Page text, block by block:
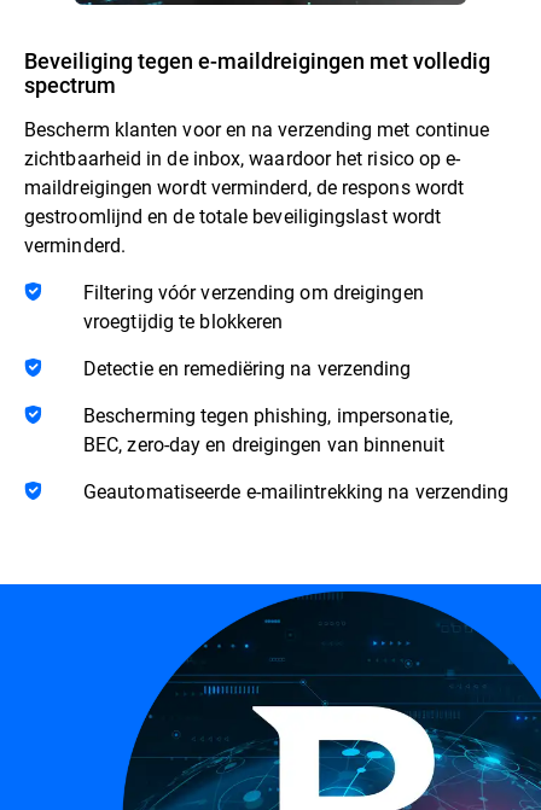
Beveiliging tegen e-maildreigingen met volledig
spectrum
Bescherm klanten voor en na verzending met continue
zichtbaarheid in de inbox, waardoor het risico op e-
maildreigingen wordt verminderd, de respons wordt
gestroomlijnd en de totale beveiligingslast wordt
verminderd.
Filtering vóór verzending om dreigingen
vroegtijdig te blokkeren
Detectie en remediëring na verzending
Bescherming tegen phishing, impersonatie,
BEC, zero-day en dreigingen van binnenuit
Geautomatiseerde e-mailintrekking na verzending